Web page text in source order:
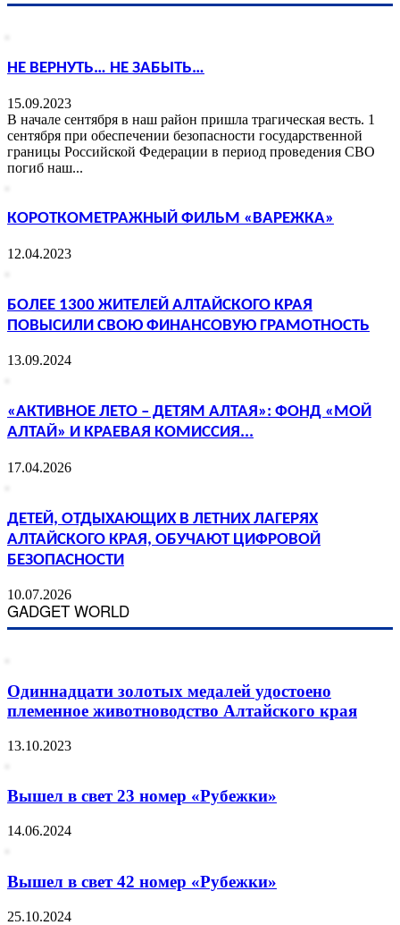
НЕ ВЕРНУТЬ… НЕ ЗАБЫТЬ…
15.09.2023
В начале сентября в наш район пришла трагическая весть. 1
сентября при обеспечении безопасности государственной
границы Российской Федерации в период проведения СВО
погиб наш...
КОРОТКОМЕТРАЖНЫЙ ФИЛЬМ «ВАРЕЖКА»
12.04.2023
БОЛЕЕ 1300 ЖИТЕЛЕЙ АЛТАЙСКОГО КРАЯ
ПОВЫСИЛИ СВОЮ ФИНАНСОВУЮ ГРАМОТНОСТЬ
13.09.2024
«АКТИВНОЕ ЛЕТО – ДЕТЯМ АЛТАЯ»: ФОНД «МОЙ
АЛТАЙ» И КРАЕВАЯ КОМИССИЯ...
17.04.2026
ДЕТЕЙ, ОТДЫХАЮЩИХ В ЛЕТНИХ ЛАГЕРЯХ
АЛТАЙСКОГО КРАЯ, ОБУЧАЮТ ЦИФРОВОЙ
БЕЗОПАСНОСТИ
10.07.2026
GADGET WORLD
Одиннадцати золотых медалей удостоено
племенное животноводство Алтайского края
13.10.2023
Вышел в свет 23 номер «Рубежки»
14.06.2024
Вышел в свет 42 номер «Рубежки»
25.10.2024